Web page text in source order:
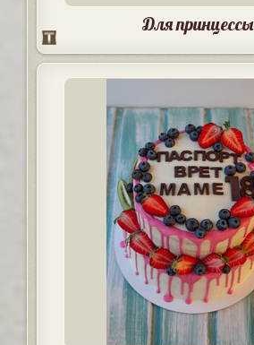
Для принцессы